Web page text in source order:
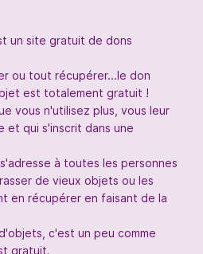
un site gratuit de dons
ou tout récupérer...le don
est totalement gratuit !
vous n'utilisez plus, vous leur
et qui s'inscrit dans une
à toutes les personnes
de vieux objets ou les
en récupérer en faisant de la
c'est un peu comme
gratuit.